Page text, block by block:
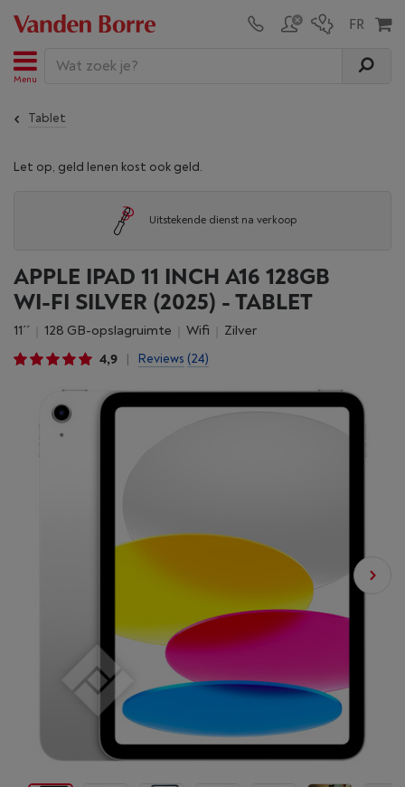
Menu
Tablet
Let op, geld lenen kost ook geld.
Uitstekende dienst na verkoop
APPLE IPAD 11 INCH A16 128GB
WI-FI SILVER (2025) - TABLET
11´´ 128 GB-opslagruimte Wifi
Zilver
4,9
Reviews (24)